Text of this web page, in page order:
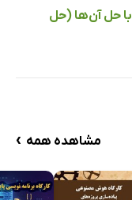
ادامه نقد و نظرات کتاب 650 برنامه #C با حل آن‌ها (حل
مشاهده همه ›